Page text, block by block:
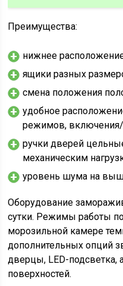
Преимущества:
нижнее
ящики разных
смена положения
удобное
режимов,
ручки дверей
механическим
уровень шума на
Оборудование
сутки. Режимы работы
морозильной камере
дополнительных опций
дверцы, LED-подсветка,
поверхностей.